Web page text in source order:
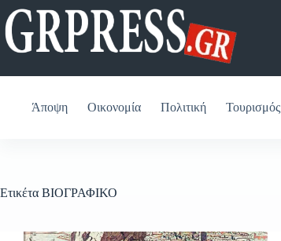
Μετάβαση
στο
περιεχόμενο
Άποψη Οικονομία Πολιτική Τουρισμός
Ετικέτα ΒΙΟΓΡΑΦΙΚΟ